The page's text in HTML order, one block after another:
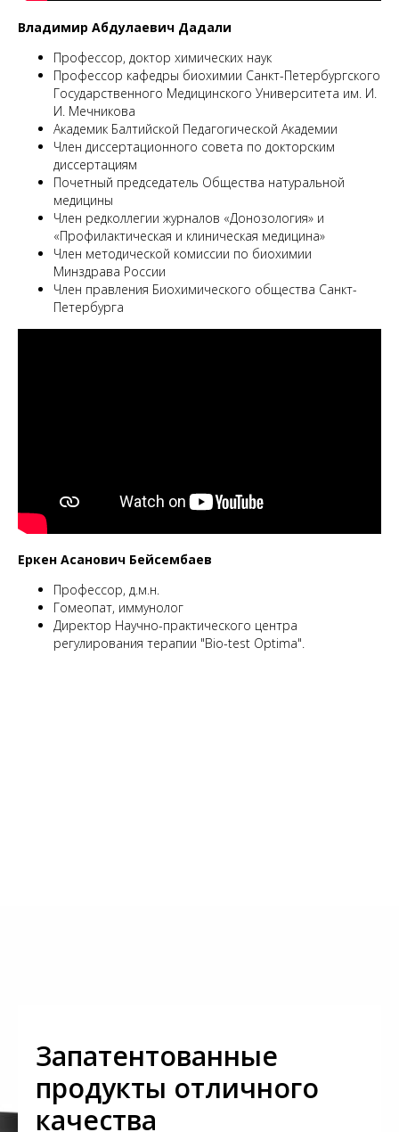
Владимир Абдулаевич Дадали
Профессор, доктор химических наук
Профессор кафедры биохимии Санкт-Петербургского
Государственного Медицинского Университета им. И.
И. Мечникова
Академик Балтийской Педагогической Академии
Член диссертационного совета по докторским
диссертациям
Почетный председатель Общества натуральной
медицины
Член редколлегии журналов «Донозология» и
«Профилактическая и клиническая медицина»
Член методической комиссии по биохимии
Минздрава России
Член правления Биохимического общества Санкт-
Петербурга
Еркен Асанович Бейсембаев
Профессор, д.м.н.
Гомеопат, иммунолог
Директор Научно-практического центра
регулирования терапии "Bio-test Optima".
Запатентованные
продукты отличного
качества